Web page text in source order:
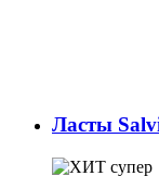
Ласты